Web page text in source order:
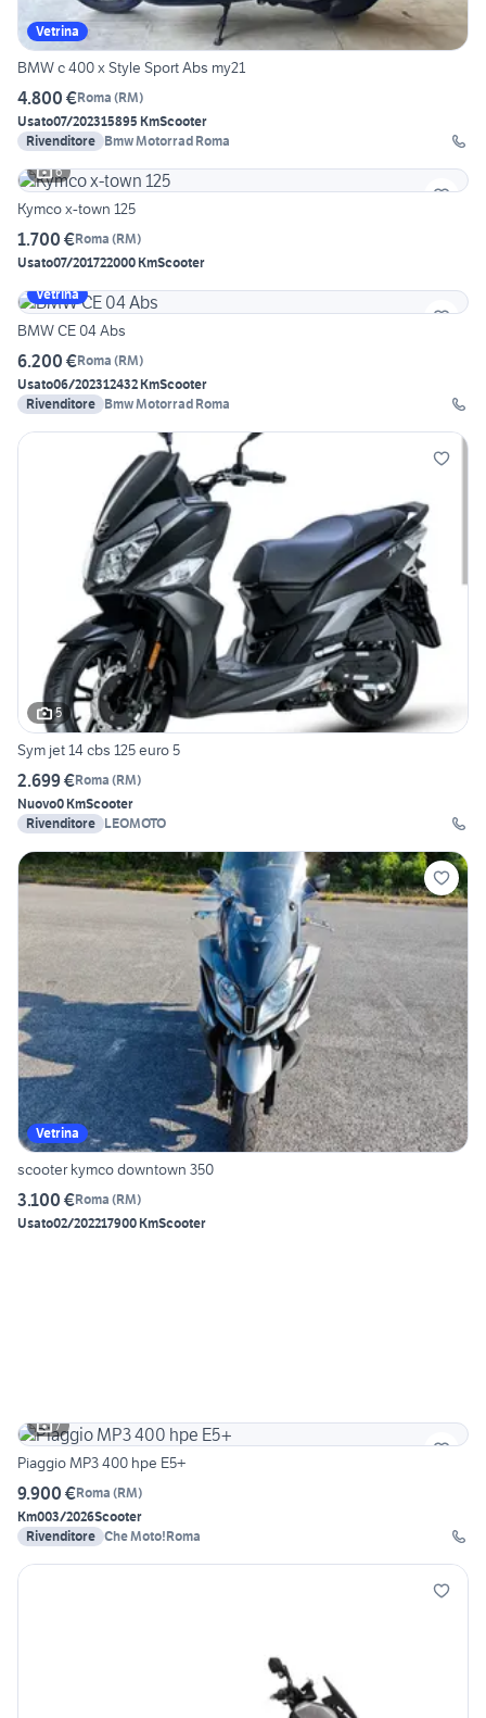
Vetrina
BMW c 400 x Style Sport Abs my21
4.800 €Roma (RM)
Usato07/202315895 KmScooter
Rivenditore Bmw Motorrad Roma
6
Kymco x-town 125
1.700 €Roma (RM)
Usato07/201722000 KmScooter
Vetrina
BMW CE 04 Abs
6.200 €Roma (RM)
Usato06/202312432 KmScooter
Rivenditore Bmw Motorrad Roma
5
Sym jet 14 cbs 125 euro 5
2.699 €Roma (RM)
Nuovo0 KmScooter
Rivenditore LEOMOTO
Vetrina
scooter kymco downtown 350
3.100 €Roma (RM)
Usato02/202217900 KmScooter
7
Piaggio MP3 400 hpe E5+
9.900 €Roma (RM)
Km003/2026Scooter
Rivenditore Che Moto!Roma